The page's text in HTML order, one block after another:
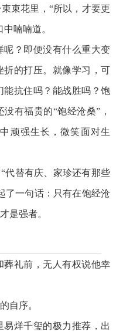
束花里，“所以，才要更
喃喃道。
？即便没有什么重大变
的打压。就像学习，可
抗住吗？能战胜吗？饱
有福贵的“饱经沧桑”，
顽强生长，微笑面对生
代替有庆、家珍还有那些
了一句话：只有在饱经沧
是强者。
葬礼前，无人有权说他幸
自序。
烊千玺的极力推荐，出